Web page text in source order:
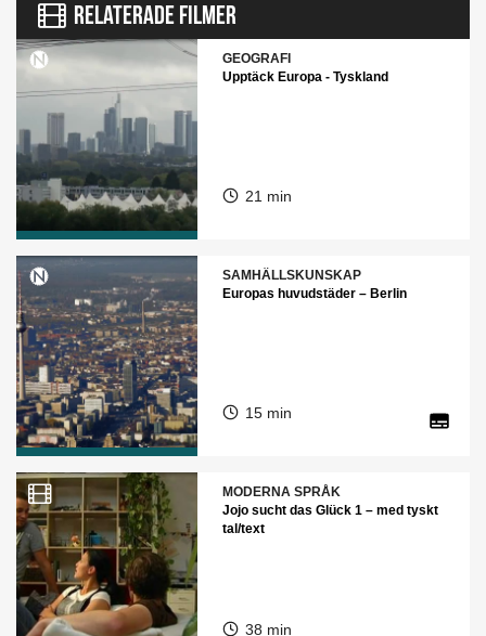
RELATERADE FILMER
GEOGRAFI
Upptäck Europa - Tyskland
21 min
SAMHÄLLSKUNSKAP
Europas huvudstäder – Berlin
15 min
MODERNA SPRÅK
Jojo sucht das Glück 1 – med tyskt
tal/text
38 min